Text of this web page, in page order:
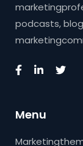
podcasts,
Menu